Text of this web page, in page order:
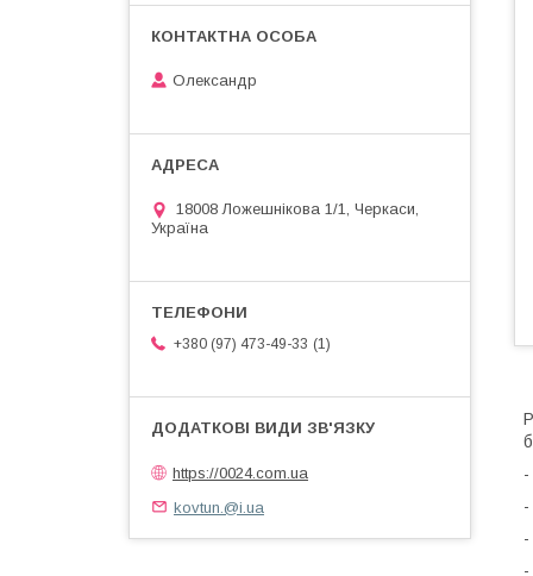
-
-
-
-
Олександр
18008 Ложешнікова 1/1, Черкаси,
Україна
+380 (97) 473-49-33 1
https://0024.com.ua
kovtun.@i.ua